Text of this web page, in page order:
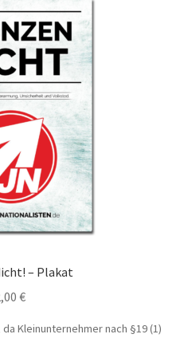
– Plakat
€
Kleinunternehmer nach §19 (1)